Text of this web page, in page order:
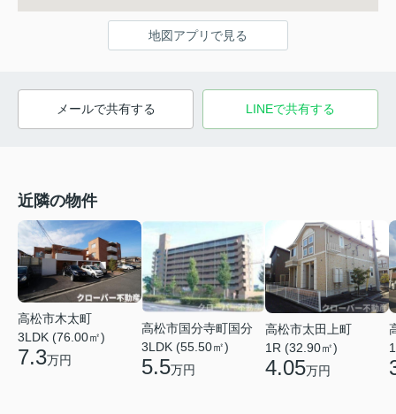
地図アプリで見る
メールで共有する LINEで共有する
近隣の物件
高松市木太町
3LDK (76.00㎡)
7.3万円
高松市国分寺町国分
3LDK (55.50㎡)
5.5万円
高松市太田上町
1R (32.90㎡)
4.05万円